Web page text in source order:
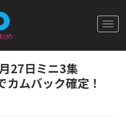
27日ミニ3集
カムバック確定！